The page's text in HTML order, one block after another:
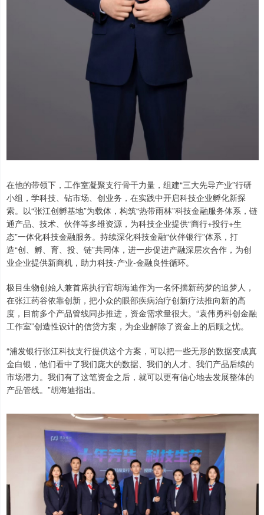
在他的带领下，工作室凝聚支行骨干力量，组建“三大先导产业”行研
小组，学科技、钻市场、创业务，在实践中开启科技企业孵化新探
索。以“张江创孵基地”为载体，构筑“热带雨林”科技金融服务体系，链
通产品、技术、伙伴等多维资源，为科技企业提供“商行+投行+生
态”一体化科技金融服务。持续深化科技金融“伙伴银行”体系，打
造“创、孵、育、投、链”共同体，进一步促进产融深层次合作，为创
业企业提供新商机，助力科技-产业-金融良性循环。
极目生物创始人兼首席执行官胡海迪作为一名怀揣新药梦的追梦人，
在张江药谷依靠创新，把小众的眼部疾病治疗创新疗法推向新的高
度，目前多个产品管线同步推进，资金需求量很大。“袁伟勇科创金融
工作室”创造性设计的信贷方案，为企业解除了资金上的后顾之忧。
“浦发银行张江科技支行提供这个方案，可以把一些无形的数据变成真
金白银，他们看中了我们庞大的数据、我们的人才、我们产品后续的
市场潜力。我们有了这笔资金之后，就可以更有信心地去发展整体的
产品管线。”胡海迪指出。